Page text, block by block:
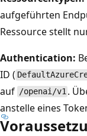
aufgeführten
Ressource stellt
Authentication:
ID (
auf /openai/v1 .
anstelle eines